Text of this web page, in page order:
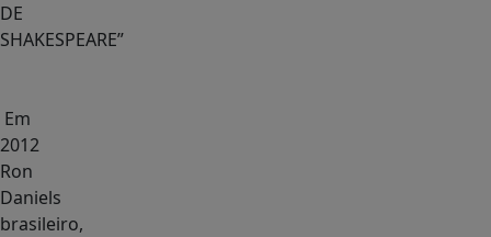
DE
SHAKESPEARE”
Em
2012
Ron
Daniels
brasileiro,